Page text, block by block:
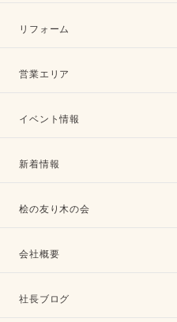
リフォーム
営業エリア
イベント情報
新着情報
桧の友り木の会
会社概要
社長ブログ